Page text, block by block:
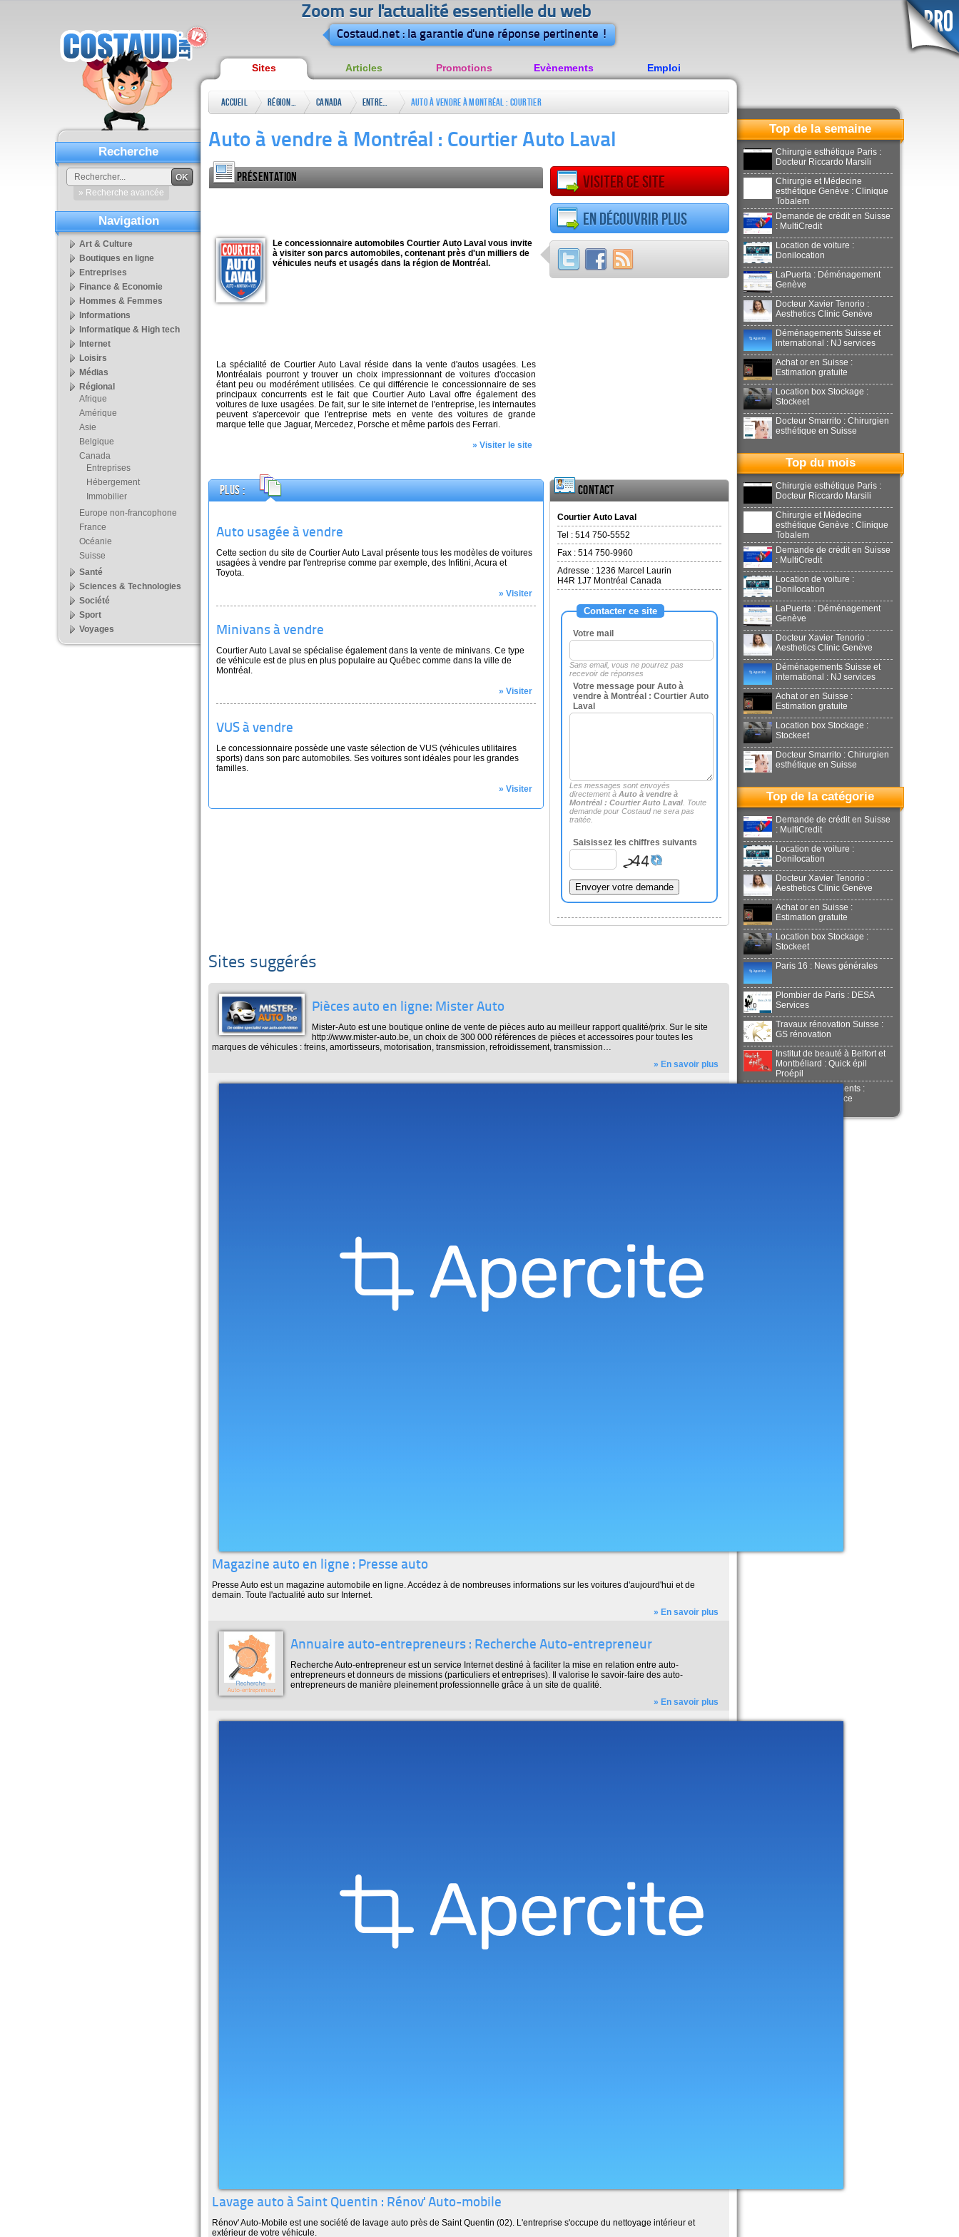
Zoom sur l'actualité essentielle du web
Costaud.net : la garantie d'une réponse pertinente !
Sites Articles Promotions Evènements Emploi
Accueil Régional Canada Entreprises
Auto à vendre à Montréal : Courtier
Auto à vendre à Montréal : Courtier Auto Laval
Présentation
Le concessionnaire automobiles Courtier Auto Laval vous invite
à visiter son parcs automobiles, contenant près d'un milliers de
véhicules neufs et usagés dans la région de Montréal.
La spécialité de Courtier Auto Laval réside dans la vente d'autos usagées. Les
Montréalais pourront y trouver un choix impressionnant de voitures d'occasion
étant peu ou modérément utilisées. Ce qui différencie le concessionnaire de ses
principaux concurrents est le fait que Courtier Auto Laval offre également des
voitures de luxe usagées. De fait, sur le site internet de l'entreprise, les internautes
peuvent s'apercevoir que l'entreprise mets en vente des voitures de grande
marque telle que Jaguar, Mercedez, Porsche et même parfois des Ferrari.
» Visiter le site
Visiter ce site
En découvrir plus
Plus :
Auto usagée à vendre
Cette section du site de Courtier Auto Laval présente tous les modèles de voitures
usagées à vendre par l'entreprise comme par exemple, des Infitini, Acura et
Toyota.
» Visiter
Minivans à vendre
Courtier Auto Laval se spécialise également dans la vente de minivans. Ce type
de véhicule est de plus en plus populaire au Québec comme dans la ville de
Montréal.
» Visiter
VUS à vendre
Le concessionnaire possède une vaste sélection de VUS (véhicules utilitaires
sports) dans son parc automobiles. Ses voitures sont idéales pour les grandes
familles.
» Visiter
Contact
Courtier Auto Laval
Tel : 514 750-5552
Fax : 514 750-9960
Adresse : 1236 Marcel Laurin
H4R 1J7 Montréal Canada
Contacter ce site
Votre mail
Sans email, vous ne pourrez pas
recevoir de réponses
Votre message pour Auto à
vendre à Montréal : Courtier Auto
Laval
Les messages sont envoyés
directement à Auto à vendre à
Montréal : Courtier Auto Laval . Toute
demande pour Costaud ne sera pas
traitée.
Saisissez les chiffres suivants
Sites suggérés
Pièces auto en ligne: Mister Auto
Mister-Auto est une boutique online de vente de pièces auto au meilleur rapport qualité/prix. Sur le site
http://www.mister-auto.be, un choix de 300 000 références de pièces et accessoires pour toutes les
marques de véhicules : freins, amortisseurs, motorisation, transmission, refroidissement, transmission…
» En savoir plus
Magazine auto en ligne : Presse auto
Presse Auto est un magazine automobile en ligne. Accédez à de nombreuses informations sur les voitures d'aujourd'hui et de
demain. Toute l'actualité auto sur Internet.
» En savoir plus
Annuaire auto-entrepreneurs : Recherche Auto-entrepreneur
Recherche Auto-entrepreneur est un service Internet destiné à faciliter la mise en relation entre auto-
entrepreneurs et donneurs de missions (particuliers et entreprises). Il valorise le savoir-faire des auto-
entrepreneurs de manière pleinement professionnelle grâce à un site de qualité.
» En savoir plus
Lavage auto à Saint Quentin : Rénov' Auto-mobile
Rénov' Auto-Mobile est une société de lavage auto près de Saint Quentin (02). L'entreprise s'occupe du nettoyage intérieur et
extérieur de votre véhicule.
Recherche
OK
» Recherche avancée
Navigation
Art & Culture
Boutiques en ligne
Entreprises
Finance & Economie
Hommes & Femmes
Informations
Informatique & High tech
Internet
Loisirs
Médias
Régional
Afrique
Amérique
Asie
Belgique
Canada
Entreprises
Hébergement
Immobilier
Europe non-francophone
France
Océanie
Suisse
Santé
Sciences & Technologies
Société
Sport
Voyages
Top de la semaine
Chirurgie esthétique Paris :
Docteur Riccardo Marsili
Chirurgie et Médecine
esthétique Genève : Clinique
Tobalem
Demande de crédit en Suisse
: MultiCredit
Location de voiture :
Donilocation
LaPuerta : Déménagement
Genève
Docteur Xavier Tenorio :
Aesthetics Clinic Genève
Déménagements Suisse et
international : NJ services
Achat or en Suisse :
Estimation gratuite
Location box Stockage :
Stockeet
Docteur Smarrito : Chirurgien
esthétique en Suisse
Top du mois
Chirurgie esthétique Paris :
Docteur Riccardo Marsili
Chirurgie et Médecine
esthétique Genève : Clinique
Tobalem
Demande de crédit en Suisse
: MultiCredit
Location de voiture :
Donilocation
LaPuerta : Déménagement
Genève
Docteur Xavier Tenorio :
Aesthetics Clinic Genève
Déménagements Suisse et
international : NJ services
Achat or en Suisse :
Estimation gratuite
Location box Stockage :
Stockeet
Docteur Smarrito : Chirurgien
esthétique en Suisse
Top de la catégorie
Demande de crédit en Suisse
: MultiCredit
Location de voiture :
Donilocation
Docteur Xavier Tenorio :
Aesthetics Clinic Genève
Achat or en Suisse :
Estimation gratuite
Location box Stockage :
Stockeet
Paris 16 : News générales
Plombier de Paris : DESA
Services
Travaux rénovation Suisse :
GS rénovation
Institut de beauté à Belfort et
Montbéliard : Quick épil
Proépil
Peinture en bâtiments :
Rénovation efficace